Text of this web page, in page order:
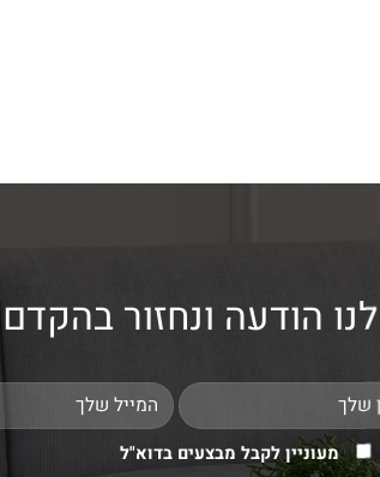
הודעה ונחזור בהקדם
מעוניין לקבל מבצעים בדוא"ל